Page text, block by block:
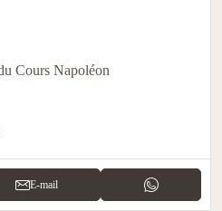
Cours Napoléon
E-mail